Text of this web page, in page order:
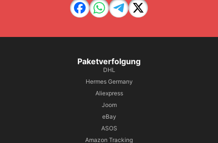
Paketverfolgung
DHL
Hermes Germany
Aliexpress
Joom
eBay
ASOS
Amazon Tracking